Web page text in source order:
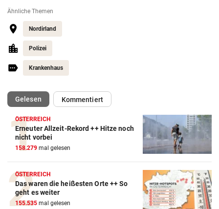
Ähnliche Themen
Nordirland
Polizei
Krankenhaus
Gelesen(ausgewählt)Kommentiert
ÖSTERREICH
Erneuter Allzeit-Rekord ++ Hitze noch
nicht vorbei
158.279 mal gelesen
ÖSTERREICH
Das waren die heißesten Orte ++ So
geht es weiter
155.535 mal gelesen